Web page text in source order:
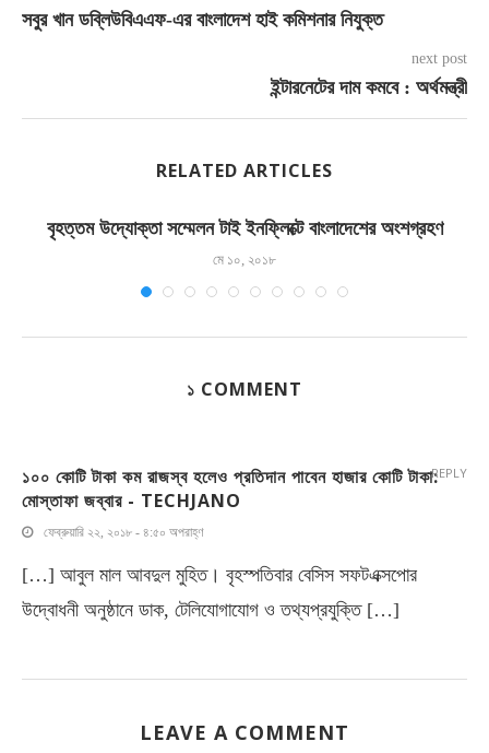
সবুর খান ডব্লিউবিএএফ-এর বাংলাদেশ হাই কমিশনার নিযুক্ত
next post
ইন্টারনেটের দাম কমবে : অর্থমন্ত্রী
RELATED ARTICLES
বৃহত্তম উদ্যোক্তা সম্মেলন টাই ইনফ্লিক্টে বাংলাদেশের অংশগ্রহণ
মে ১০, ২০১৮
১ COMMENT
১০০ কোটি টাকা কম রাজস্ব হলেও প্রতিদান পাবেন হাজার কোটি টাকা:
মোস্তাফা জব্বার - TECHJANO
ফেব্রুয়ারি ২২, ২০১৮ - ৪:৫০ অপরাহ্ণ
[…] আবুল মাল আবদুল মুহিত। বৃহস্পতিবার বেসিস সফটএক্সপোর
উদ্বোধনী অনুষ্ঠানে ডাক, টেলিযোগাযোগ ও তথ্যপ্রযুক্তি […]
REPLY
LEAVE A COMMENT